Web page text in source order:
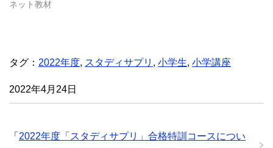
ネット教材
タグ： 2022年度, スタディサプリ , 小学生, 小学講座
2022年4月24日
「 2022年度「スタディサプリ」合格特訓コースについ